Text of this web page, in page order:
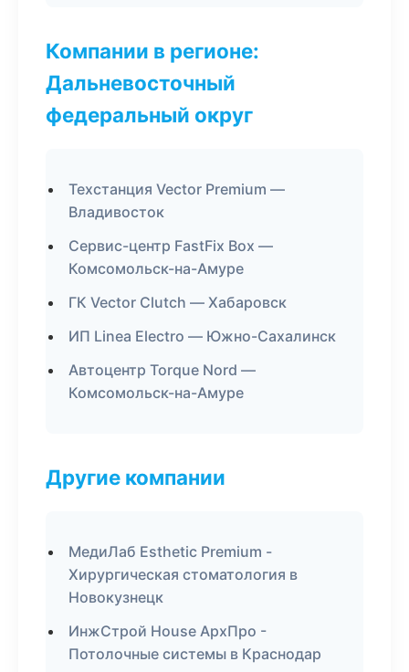
Компании в регионе:
Дальневосточный
федеральный округ
Техстанция Vector Premium —
Владивосток
Сервис-центр FastFix Box —
Комсомольск-на-Амуре
ГК Vector Clutch — Хабаровск
ИП Linea Electro — Южно-Сахалинск
Автоцентр Torque Nord —
Комсомольск-на-Амуре
Другие компании
МедиЛаб Esthetic Premium -
Хирургическая стоматология в
Новокузнецк
ИнжСтрой House АрхПро -
Потолочные системы в Краснодар